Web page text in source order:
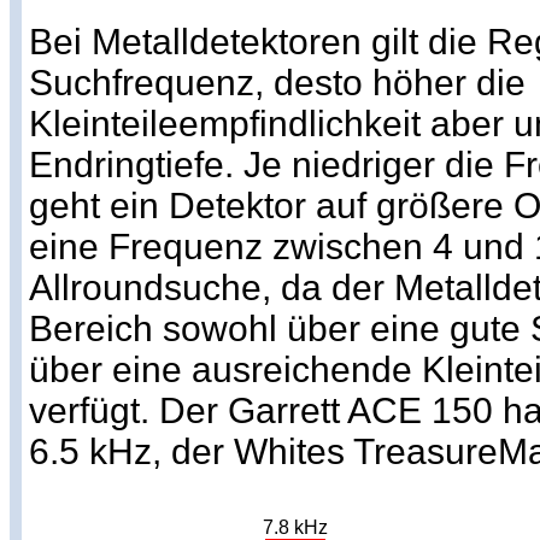
Bei Metalldetektoren gilt die
Suchfrequenz, desto höher die
Kleinteileempfindlichkeit aber
Endringtiefe. Je niedriger die
geht ein Detektor auf größere
eine Frequenz zwischen 4
Allroundsuche, da der
Bereich sowohl über eine gute
über eine ausreichende
verfügt. Der Garrett ACE 150
6.5 kHz, der Whites
7.8 kHz